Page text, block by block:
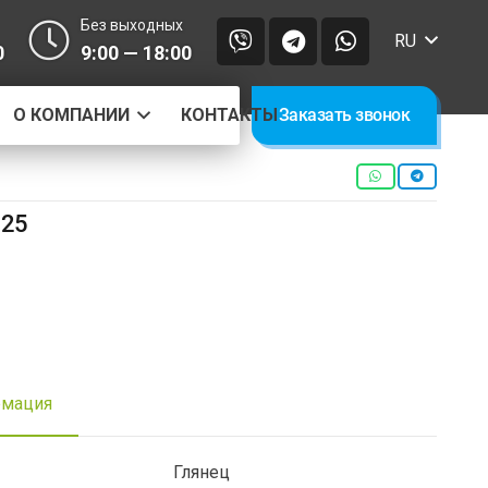
Без выходных
9:00 — 18:00
RU
О КОМПАНИИ КОНТАКТЫЗаказать звонок
Глянец